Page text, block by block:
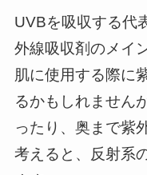
UVBを吸収する代
外線吸収剤のメイ
肌に使用する際に
るかもしれません
ったり、奥まで紫
考えると、反射系